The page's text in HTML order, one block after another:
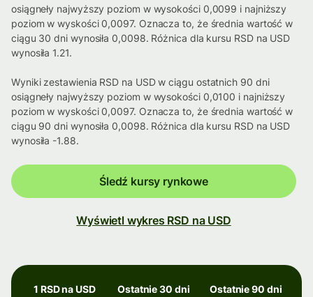
osiągneły najwyższy poziom w wysokości 0,0099 i najniższy
poziom w wyskości 0,0097. Oznacza to, że średnia wartość w
ciągu 30 dni wynosiła 0,0098. Różnica dla kursu RSD na USD
wynosiła 1.21.
Wyniki zestawienia RSD na USD w ciągu ostatnich 90 dni
osiągneły najwyższy poziom w wysokości 0,0100 i najniższy
poziom w wyskości 0,0097. Oznacza to, że średnia wartość w
ciągu 90 dni wynosiła 0,0098. Różnica dla kursu RSD na USD
wynosiła -1.88.
Śledź kursy rynkowe
Wyświetl wykres RSD na USD
1 RSD na USD Ostatnie 30 dni Ostatnie 90 dni